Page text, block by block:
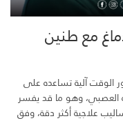
مع طنين
الوقت آلية تساعده على
العصبي، وهو ما قد يفسر
علاجية أكثر دقة، وفق